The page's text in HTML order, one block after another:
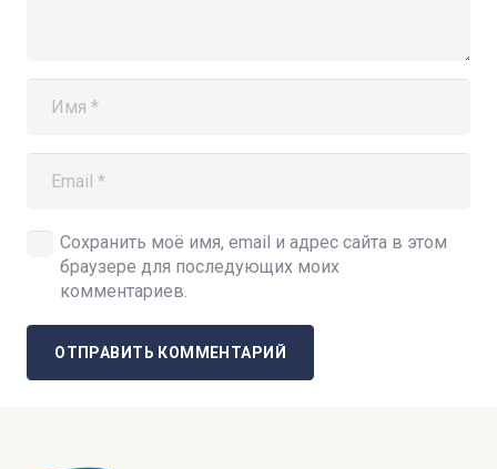
Сохранить моё имя, email и адрес сайта в этом
браузере для последующих моих
комментариев.
ОТПРАВИТЬ КОММЕНТАРИЙ